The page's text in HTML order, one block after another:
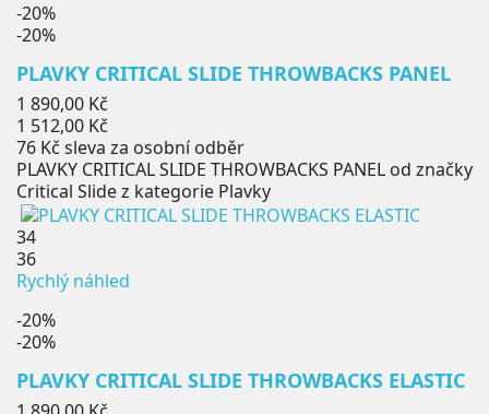
-20%
-20%
PLAVKY CRITICAL SLIDE THROWBACKS PANEL
Běžná
cena
1 890,00 Kč
Cena
1 512,00 Kč
76 Kč sleva za osobní odběr
PLAVKY CRITICAL SLIDE THROWBACKS PANEL od značky
Critical Slide z kategorie Plavky
34
36
Rychlý náhled
-20%
-20%
PLAVKY CRITICAL SLIDE THROWBACKS ELASTIC